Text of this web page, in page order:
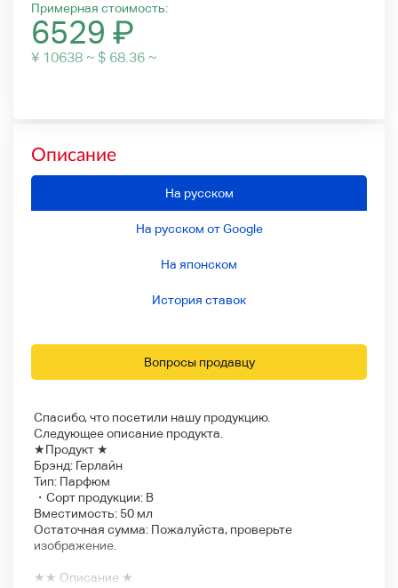
Примерная стоимость:
6529 ₽
¥ 10638 ~ $ 68.36 ~
Описание
На русском
На русском от Google
На японском
История ставок
Вопросы продавцу
Спасибо, что посетили нашу продукцию.
Следующее описание продукта.
★Продукт ★
Брэнд: Герлайн
Тип: Парфюм
・Сорт продукции: B
Вместимость: 50 мл
Остаточная сумма: Пожалуйста, проверьте
изображение.
★★ Описание ★